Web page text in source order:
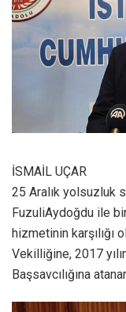
İSMAİL UÇAR
25 Aralık yolsuzluk
FuzuliAydoğdu ile
hizmetinin karşılığı
Vekilliğine, 2017
Başsavcılığına